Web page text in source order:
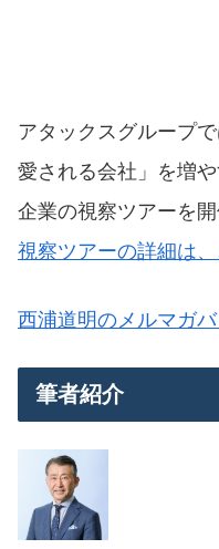
アタックスグループ
愛される会社」を増
企業の視察ツアーを開
視察ツアーの詳細は
西浦道明のメルマガ
筆者紹介